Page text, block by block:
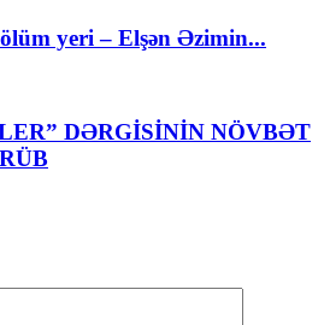
yeri – Elşən Əzimin...
DƏRGİSİNİN NÖVBƏT